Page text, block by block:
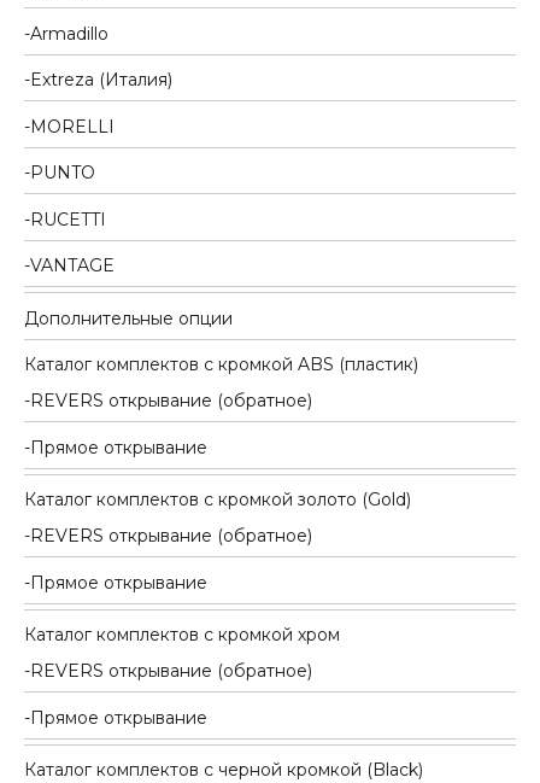
Armadillo
Extreza (Италия)
MORELLI
PUNTO
RUCETTI
VANTAGE
Дополнительные опции
Каталог комплектов c кромкой ABS (пластик)
REVERS открывание (обратное)
Прямое открывание
Каталог комплектов c кромкой золото (Gold)
REVERS открывание (обратное)
Прямое открывание
Каталог комплектов c кромкой хром
REVERS открывание (обратное)
Прямое открывание
Каталог комплектов c черной кромкой (Black)